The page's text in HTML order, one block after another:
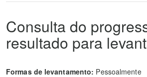
Consulta do
resultado para
Formas de levantamento: Pessoalmente